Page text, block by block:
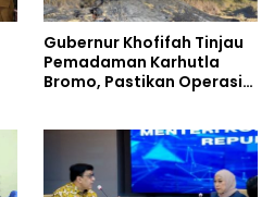
Gubernur Khofifah Tinjau
Pemadaman Karhutla
Bromo, Pastikan Operasi